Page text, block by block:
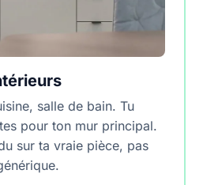
salle de bain. Tu
pour ton mur principal.
sur ta vraie pièce, pas